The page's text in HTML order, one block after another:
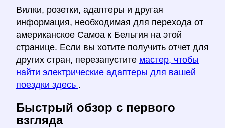
Вилки, розетки, адаптеры и другая
информация, необходимая для перехода от
американское Самоа к Бельгия на этой
странице. Если вы хотите получить отчет для
других стран, перезапустите мастер, чтобы
найти электрические адаптеры для вашей
поездки здесь .
Быстрый обзор с первого
взгляда